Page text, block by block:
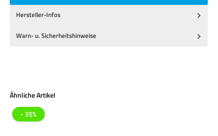
Hersteller-Infos
Warn- u. Sicherheitshinweise
Produktgalerie überspringen
Ähnliche Artikel
- 35%